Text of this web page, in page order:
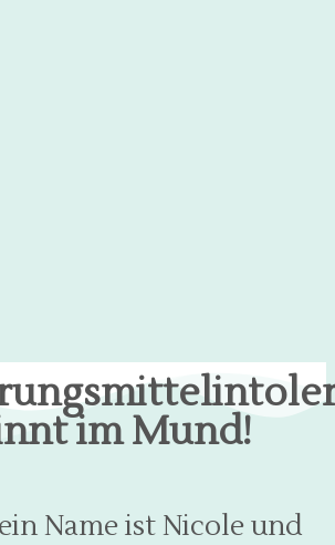
im Mund!
Name ist Nicole und